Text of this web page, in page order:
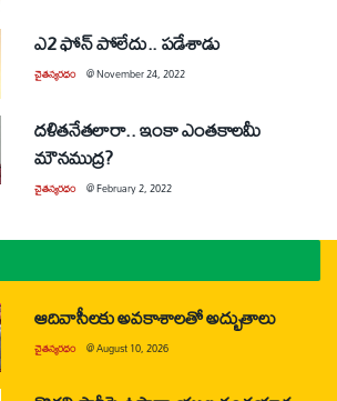
ఎ2 ఫోన్‌ పోలేదు.. పడేశాడు
చైతన్యరధం @November 24, 2022
దళితనేతలారా.. ఇంకా ఎంతకాలమీ
మౌనముద్ర?
చైతన్యరధం @February 2, 2022
ఆదివాసీలకు అవకాశాలతో అద్భుతాలు
చైతన్యరధం @August 10, 2026